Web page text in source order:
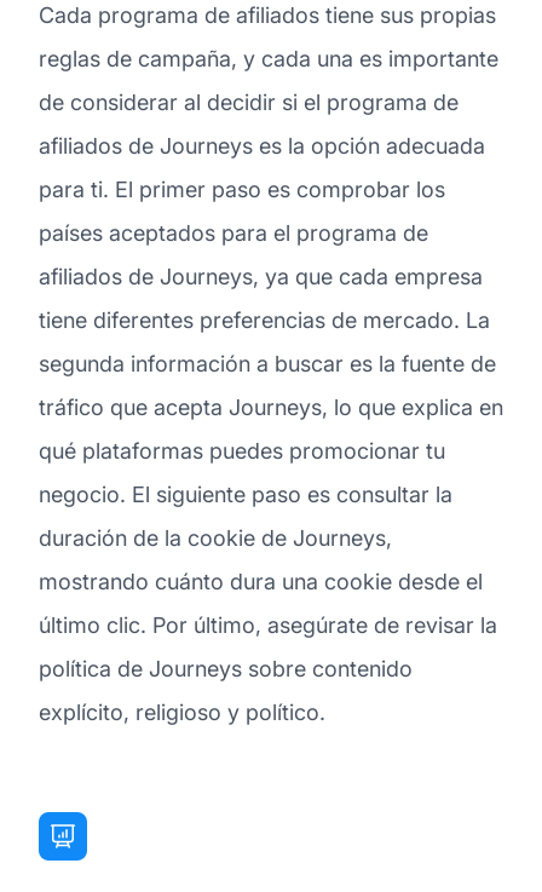
Cada programa de afiliados tiene sus propias
reglas de campaña, y cada una es importante
de considerar al decidir si el programa de
afiliados de Journeys es la opción adecuada
para ti. El primer paso es comprobar los
países aceptados para el programa de
afiliados de Journeys, ya que cada empresa
tiene diferentes preferencias de mercado. La
segunda información a buscar es la fuente de
tráfico que acepta Journeys, lo que explica en
qué plataformas puedes promocionar tu
negocio. El siguiente paso es consultar la
duración de la cookie de Journeys,
mostrando cuánto dura una cookie desde el
último clic. Por último, asegúrate de revisar la
política de Journeys sobre contenido
explícito, religioso y político.